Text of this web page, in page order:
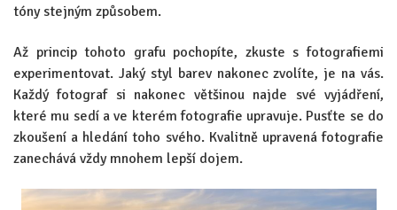
tóny stejným způsobem.
Až princip tohoto grafu pochopíte, zkuste s fotografiemi
experimentovat. Jaký styl barev nakonec zvolíte, je na vás.
Každý fotograf si nakonec většinou najde své vyjádření,
které mu sedí a ve kterém fotografie upravuje. Pusťte se do
zkoušení a hledání toho svého. Kvalitně upravená fotografie
zanechává vždy mnohem lepší dojem.